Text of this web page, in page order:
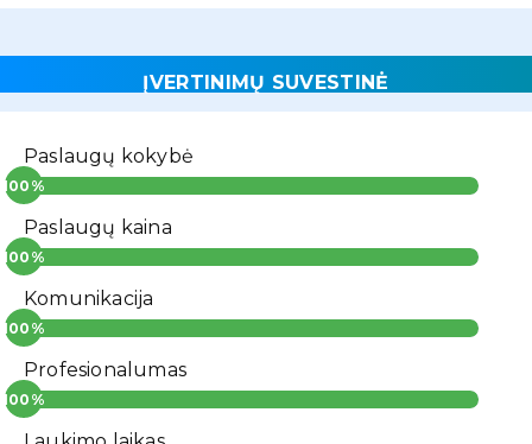
ĮVERTINIMŲ SUVESTINĖ
Paslaugų kokybė
Paslaugų kaina
Komunikacija
Profesionalumas